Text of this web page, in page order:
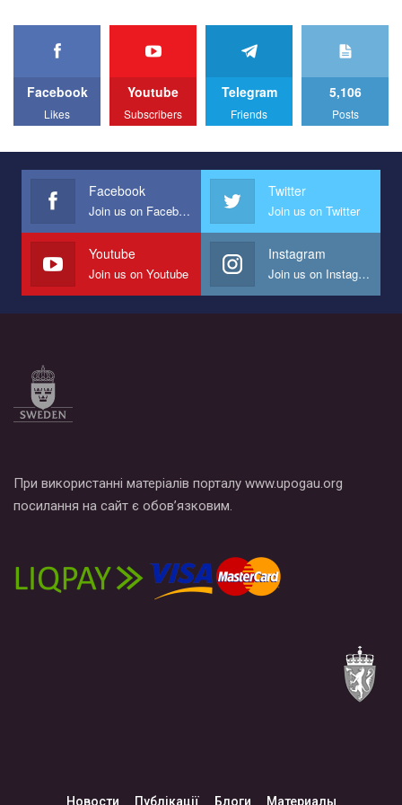
We appeal to your support and ask to help us implement our plan
All you have to do is to press "Like" below the video.
Эмоционально сильный ролик от команды "Гей-альянс
представляющий программу развития организации.
Мы просим вас поддержать нас и помочь нам реализовать
наш план по борьбе с насилием и дискриминацией на почве
СОГИ в Украине.
Все, что вам нужно сделать - это зайти на наш канал YouTube
по этой ссылке и поставить лайк под видео.
Facebook
Likes
Youtube
Subscribers
Telegram
Friends
5,106
Posts
Facebook
Join us on Facebook
Twitter
Join us on Twitter
Youtube
Join us on Youtube
Instagram
Join us on Instagram
При використанні матеріалів порталу www.upogau.org
посилання на сайт є обов’язковим.
Новости Публікації Блоги Материалы